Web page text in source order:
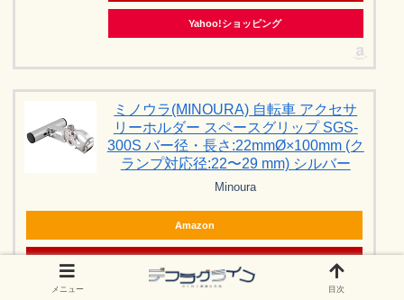
Yahoo!ショッピング
ミノウラ(MINOURA) 自転車 アクセサ
リーホルダー スペースグリップ SGS-
300S バー径・長さ:22mmØ×100mm (ク
ランプ対応径:22〜29 mm) シルバー
Minoura
Amazon
メニュー 目次